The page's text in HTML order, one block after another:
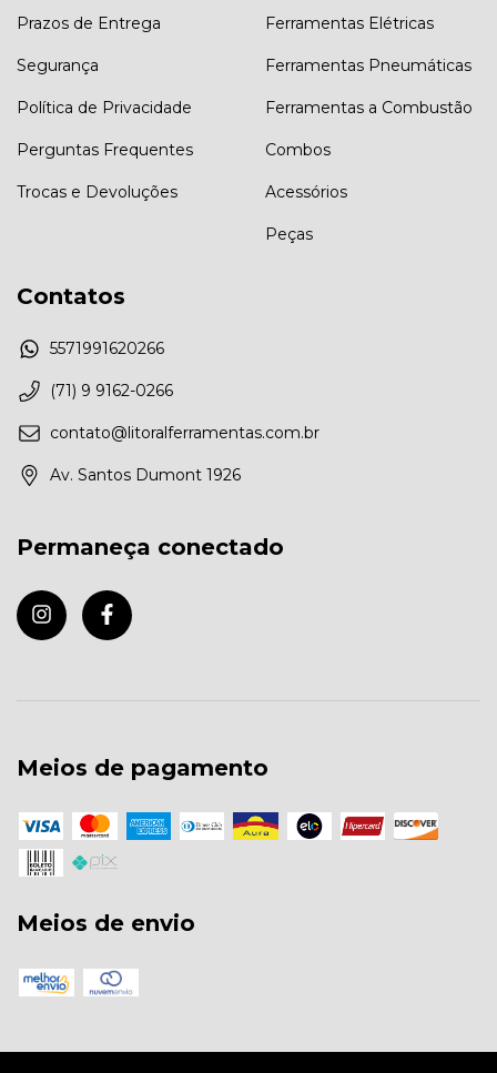
Prazos de Entrega
Segurança
Política de Privacidade
Perguntas Frequentes
Trocas e Devoluções
Ferramentas Elétricas
Ferramentas Pneumáticas
Ferramentas a Combustão
Combos
Acessórios
Peças
Contatos
5571991620266
(71) 9 9162-0266
contato@litoralferramentas.com.br
Av. Santos Dumont 1926
Permaneça conectado
Meios de pagamento
Meios de envio